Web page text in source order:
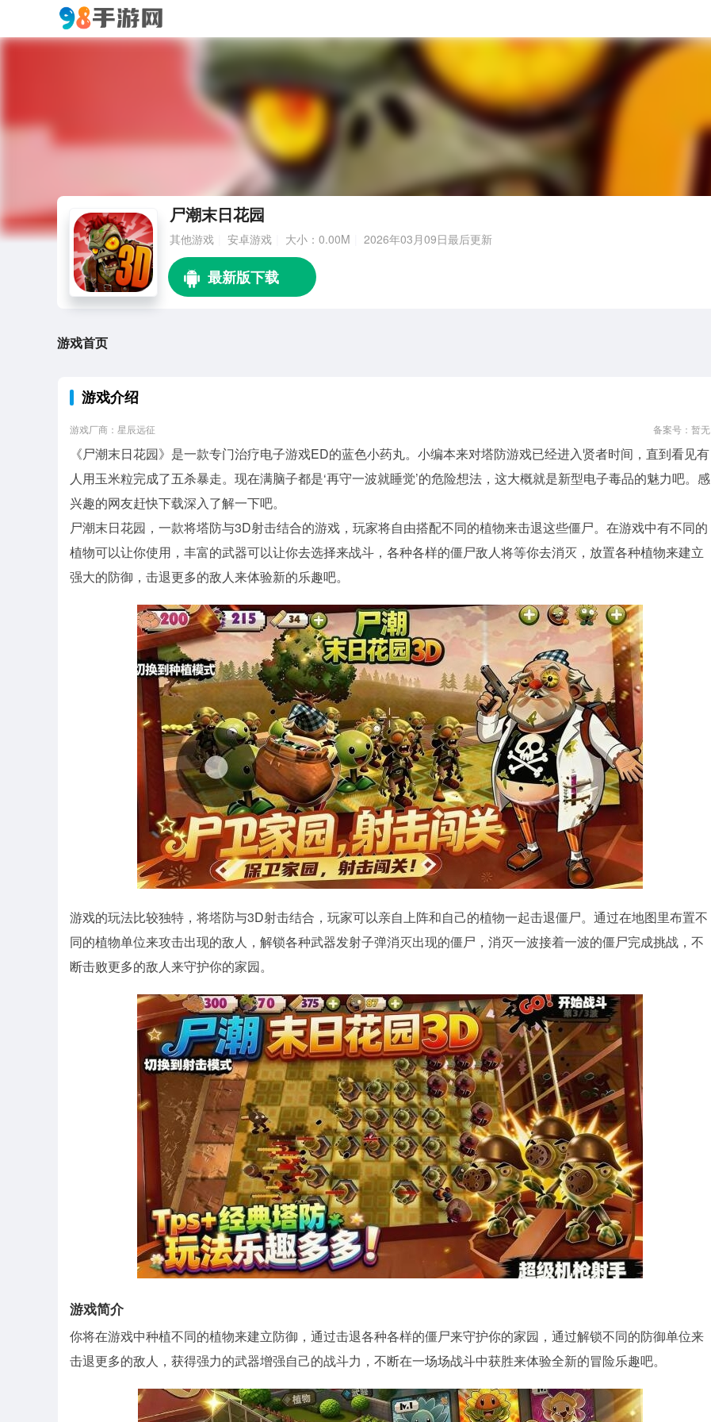
尸潮末日花园
其他游戏 安卓游戏 大小：0.00M 2026年03月09日最后更新
游戏首页
游戏介绍
游戏厂商：星辰远征 备案号：暂无
《尸潮末日花园》是一款专门治疗电子游戏ED的蓝色小药丸。小编本来对塔防游戏已经进入贤者时间，直到看见有
人用玉米粒完成了五杀暴走。现在满脑子都是‘再守一波就睡觉’的危险想法，这大概就是新型电子毒品的魅力吧。感
兴趣的网友赶快下载深入了解一下吧。
尸潮末日花园，一款将塔防与3D射击结合的游戏，玩家将自由搭配不同的植物来击退这些僵尸。在游戏中有不同的
植物可以让你使用，丰富的武器可以让你去选择来战斗，各种各样的僵尸敌人将等你去消灭，放置各种植物来建立
强大的防御，击退更多的敌人来体验新的乐趣吧。
游戏的玩法比较独特，将塔防与3D射击结合，玩家可以亲自上阵和自己的植物一起击退僵尸。通过在地图里布置不
同的植物单位来攻击出现的敌人，解锁各种武器发射子弹消灭出现的僵尸，消灭一波接着一波的僵尸完成挑战，不
断击败更多的敌人来守护你的家园。
游戏简介
你将在游戏中种植不同的植物来建立防御，通过击退各种各样的僵尸来守护你的家园，通过解锁不同的防御单位来
击退更多的敌人，获得强力的武器增强自己的战斗力，不断在一场场战斗中获胜来体验全新的冒险乐趣吧。